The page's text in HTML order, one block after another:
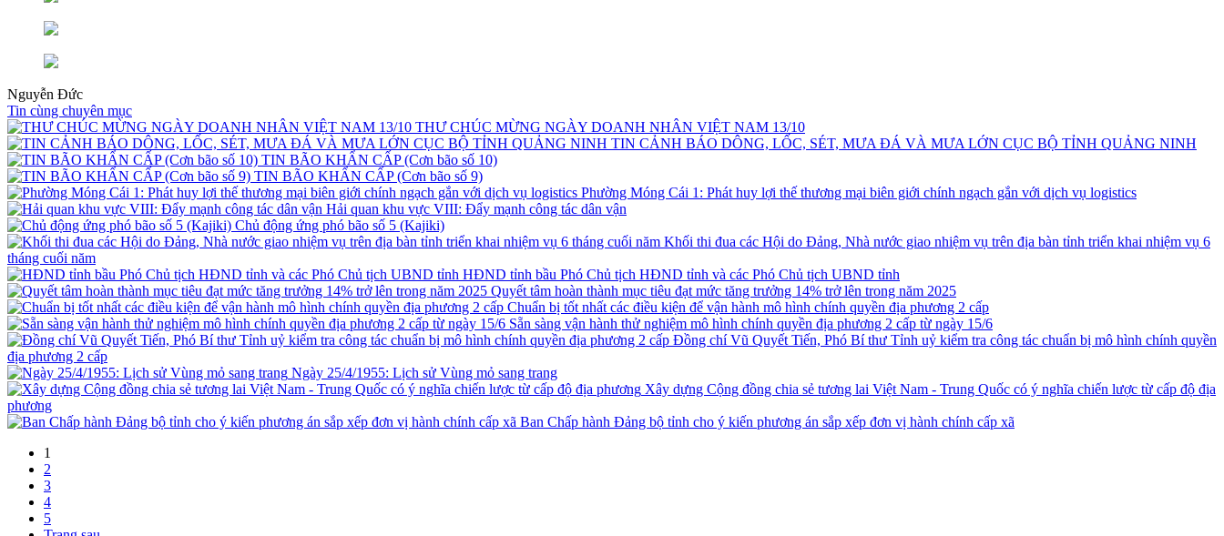
Nguyễn Đức
Tin cùng chuyên mục
THƯ CHÚC MỪNG NGÀY DOANH NHÂN VIỆT NAM 13/10
TIN CẢNH BÁO DÔNG, LỐC, SÉT, MƯA ĐÁ VÀ MƯA LỚN CỤC BỘ TỈNH QUẢNG NINH
TIN BÃO KHẨN CẤP (Cơn bão số 10)
TIN BÃO KHẨN CẤP (Cơn bão số 9)
Phường Móng Cái 1: Phát huy lợi thế thương mại biên giới chính ngạch gắn với dịch vụ logistics
Hải quan khu vực VIII: Đẩy mạnh công tác dân vận
Chủ động ứng phó bão số 5 (Kajiki)
Khối thi đua các Hội do Đảng, Nhà nước giao nhiệm vụ trên địa bàn tỉnh triển khai nhiệm vụ 6
tháng cuối năm
HĐND tỉnh bầu Phó Chủ tịch HĐND tỉnh và các Phó Chủ tịch UBND tỉnh
Quyết tâm hoàn thành mục tiêu đạt mức tăng trưởng 14% trở lên trong năm 2025
Chuẩn bị tốt nhất các điều kiện để vận hành mô hình chính quyền địa phương 2 cấp
Sẵn sàng vận hành thử nghiệm mô hình chính quyền địa phương 2 cấp từ ngày 15/6
Đồng chí Vũ Quyết Tiến, Phó Bí thư Tỉnh uỷ kiểm tra công tác chuẩn bị mô hình chính quyền
địa phương 2 cấp
Ngày 25/4/1955: Lịch sử Vùng mỏ sang trang
Xây dựng Cộng đồng chia sẻ tương lai Việt Nam - Trung Quốc có ý nghĩa chiến lược từ cấp độ địa
phương
Ban Chấp hành Đảng bộ tỉnh cho ý kiến phương án sắp xếp đơn vị hành chính cấp xã
1
2
3
4
5